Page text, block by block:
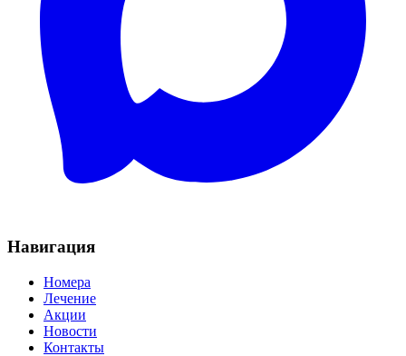
Навигация
Номера
Лечение
Акции
Новости
Контакты